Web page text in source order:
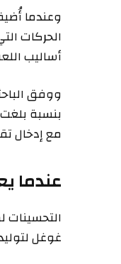
وعندما
الحركات
أساليب
مع إدخال
عندما
غوغل